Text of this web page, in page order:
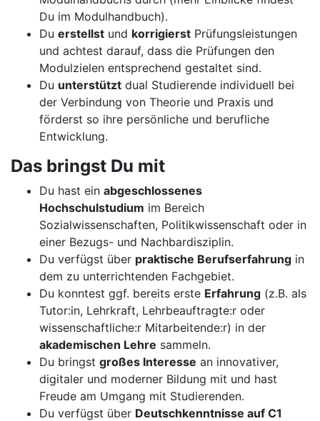
Du im Modulhandbuch).
Du erstellst und korrigierst Prüfungsleistungen
und achtest darauf, dass die Prüfungen den
Modulzielen entsprechend gestaltet sind.
Du unterstützt dual Studierende individuell bei
der Verbindung von Theorie und Praxis und
förderst so ihre persönliche und berufliche
Entwicklung.
Das bringst Du mit
Du hast ein abgeschlossenes
Hochschulstudium im Bereich
Sozialwissenschaften, Politikwissenschaft oder in
einer Bezugs- und Nachbardisziplin.
Du verfügst über praktische Berufserfahrung in
dem zu unterrichtenden Fachgebiet.
Du konntest ggf. bereits erste Erfahrung (z.B. als
Tutor:in, Lehrkraft, Lehrbeauftragte:r oder
wissenschaftliche:r Mitarbeitende:r) in der
akademischen Lehre sammeln.
Du bringst großes Interesse an innovativer,
digitaler und moderner Bildung mit und hast
Freude am Umgang mit Studierenden.
Du verfügst über Deutschkenntnisse auf C1